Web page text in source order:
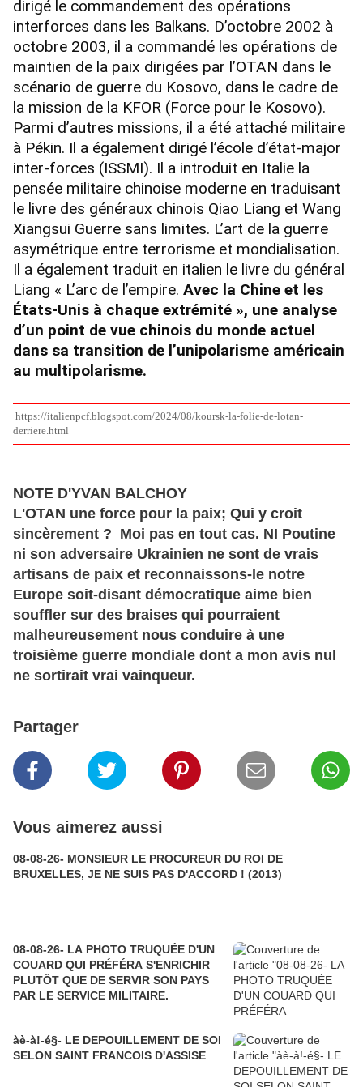
dirigé le commandement des opérations
interforces dans les Balkans. D’octobre 2002 à
octobre 2003, il a commandé les opérations de
maintien de la paix dirigées par l’OTAN dans le
scénario de guerre du Kosovo, dans le cadre de
la mission de la KFOR (Force pour le Kosovo).
Parmi d’autres missions, il a été attaché militaire
à Pékin. Il a également dirigé l’école d’état-major
inter-forces (ISSMI). Il a introduit en Italie la
pensée militaire chinoise moderne en traduisant
le livre des généraux chinois Qiao Liang et Wang
Xiangsui Guerre sans limites. L’art de la guerre
asymétrique entre terrorisme et mondialisation.
Il a également traduit en italien le livre du général
Liang « L’arc de l’empire. Avec la Chine et les
États-Unis à chaque extrémité », une analyse
d’un point de vue chinois du monde actuel
dans sa transition de l’unipolarisme américain
au multipolarisme.
https://italienpcf.blogspot.com/2024/08/koursk-la-folie-de-lotan-
derriere.html
NOTE D'YVAN BALCHOY
L'OTAN une force pour la paix; Qui y croit
sincèrement ? Moi pas en tout cas. NI Poutine
ni son adversaire Ukrainien ne sont de vrais
artisans de paix et reconnaissons-le notre
Europe soit-disant démocratique aime bien
souffler sur des braises qui pourraient
malheureusement nous conduire à une
troisième guerre mondiale dont a mon avis nul
ne sortirait vrai vainqueur.
Partager
Vous aimerez aussi
08-08-26- MONSIEUR LE PROCUREUR DU ROI DE
BRUXELLES, JE NE SUIS PAS D'ACCORD ! (2013)
08-08-26- LA PHOTO TRUQUÉE D'UN
COUARD QUI PRÉFÉRA S'ENRICHIR
PLUTÔT QUE DE SERVIR SON PAYS
PAR LE SERVICE MILITAIRE.
àè-à!-é§- LE DEPOUILLEMENT DE SOI
SELON SAINT FRANCOIS D'ASSISE